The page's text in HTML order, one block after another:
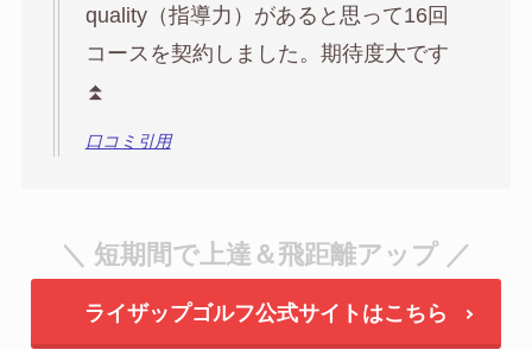
quality（指導力）があると思って16回
コースを契約しました。期待度大です
⏫
口コミ引用
＼ 短期間で上達＆飛距離アップ ／
ライザップゴルフ公式サイトはこちら